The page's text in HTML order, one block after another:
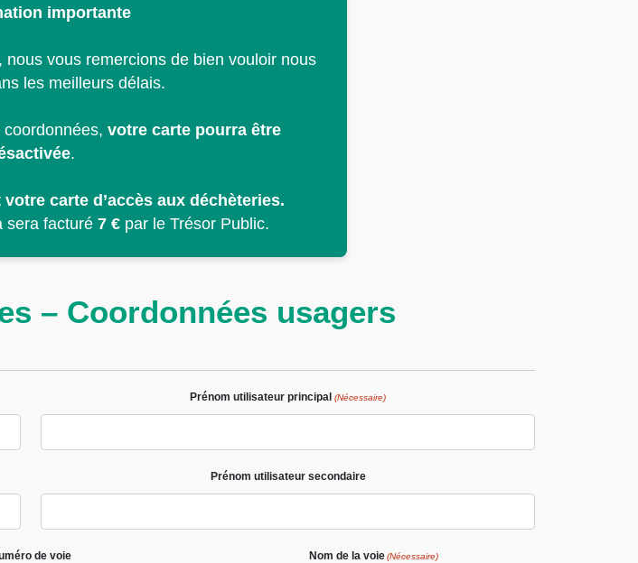
importante
, nous vous remercions de bien vouloir nous
les meilleurs délais.
votre carte pourra être
.
carte d’accès aux déchèteries.
sera facturé 7 € par le Trésor Public.
– Coordonnées usagers
Prénom utilisateur principal (Nécessaire)
Prénom utilisateur secondaire
de voie Nom de la voie (Nécessaire)